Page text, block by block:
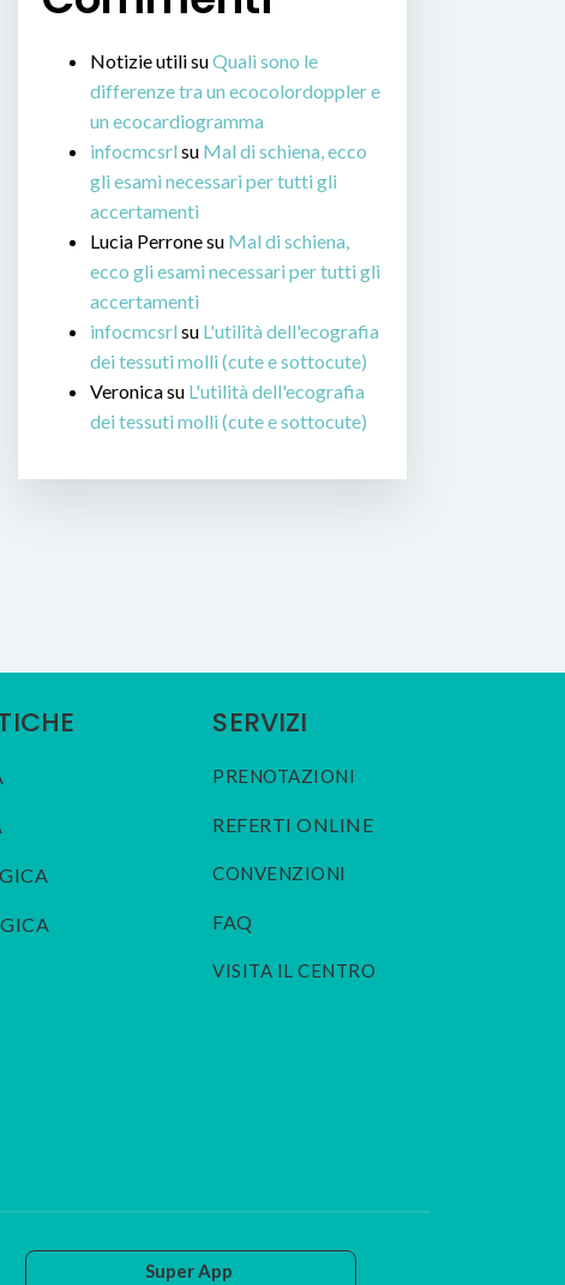
Notizie utilisuQuali sono le
differenze tra un ecocolordoppler e
un ecocardiogramma
infocmcsrl su Mal di schiena, ecco
gli esami necessari per tutti gli
accertamenti
Lucia Perronesu Mal di schiena,
ecco gli esami necessari per tutti gli
accertamenti
infocmcsrl su L'utilità dell'ecografia
dei tessuti molli (cute e sottocute)
Veronicasu L'utilità dell'ecografia
dei tessuti molli (cute e sottocute)
SERVIZI
PRENOTAZIONI
REFERTI ONLINE
CONVENZIONI
FAQ
VISITA IL CENTRO
Super App